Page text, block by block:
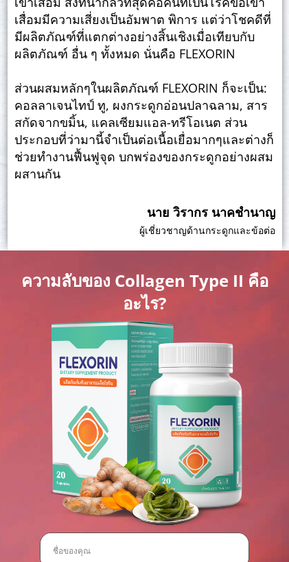
เสื่อมมีความเสี่ยงเป็นอัมพาต พิการ แต่ว่าโชคดีที่
มีผลิตภัณฑ์ที่แตกต่างอย่างสิ้นเชิงเมื่อเทียบกับ
ผลิตภัณฑ์ อื่น ๆ ทั้งหมด นั่นคือ FLEXORIN
ส่วนผสมหลักๆในผลิตภัณฑ์ FLEXORIN ก็จะเป็น:
คอลลาเจนไทป์ ทู, ผงกระดูกอ่อนปลาฉลาม, สาร
สกัดจากขมิ้น, แคลเซียมแอล-ทรีโอเนต ส่วน
ประกอบที่ว่ามานี้จำเป็นต่อเนื้อเยื่อมากๆและต่างก็
ช่วยทำงานฟื้นฟูจุด บกพร่องของกระดูกอย่างผสม
ผสานกัน
นาย วิรากร นาคชำนาญ
ผู้เชี่ยวชาญด้านกระดูกและข้อต่อ
ความลับของ Collagen Type II คือ
อะไร?